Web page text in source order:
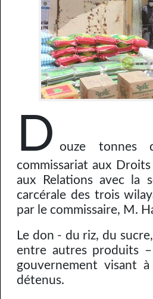
D ouze tonnes
commissariat aux
aux Relations avec la
carcérale des trois
par le commissaire, M.
Le don - du riz, du
entre autres produits
gouvernement visant
détenus.